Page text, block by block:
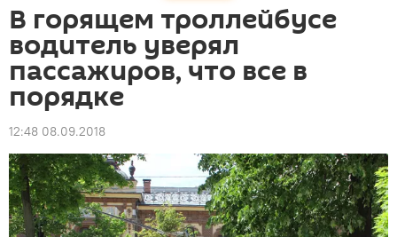
В горящем троллейбусе
водитель уверял
пассажиров, что все в
порядке
12:48 08.09.2018